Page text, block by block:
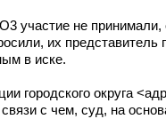
не
их
в иске.
городского округа
с чем, суд, на